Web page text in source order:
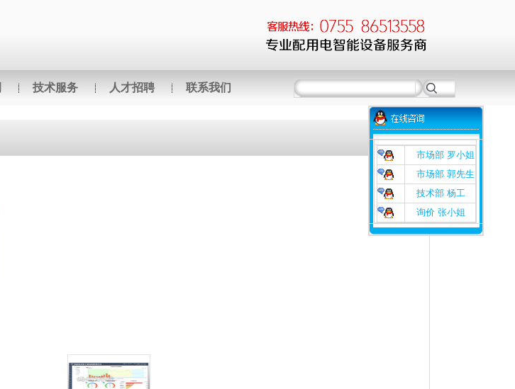
技术服务 人才招聘 联系我们
市场部 罗小姐
市场部 郭先生
技术部 杨工
询价 张小姐